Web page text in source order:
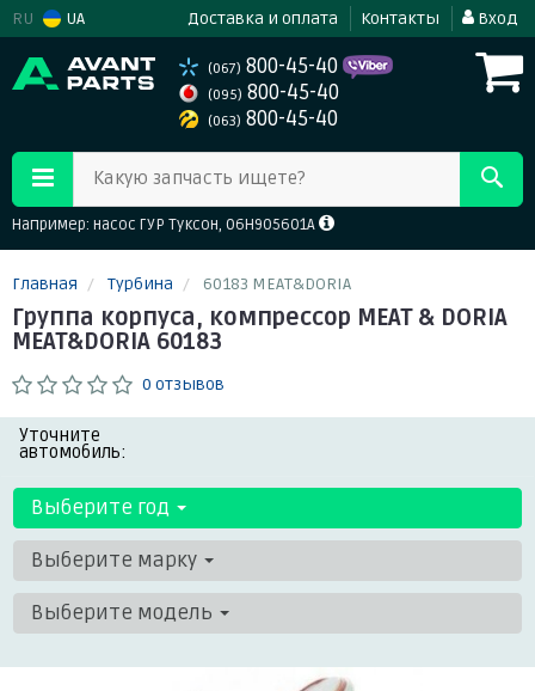
RU UA Доставка и оплата Контакты Вход
(067) 800-45-40
(095) 800-45-40
(063) 800-45-40
Какую запчасть ищете?
Например: насос ГУР Туксон, 06H905601A
Главная Турбина 60183 MEAT&DORIA
Группа корпуса, компрессор MEAT & DORIA
MEAT&DORIA 60183
0 отзывов
Уточните
автомобиль:
Выберите год
Выберите марку
Выберите модель